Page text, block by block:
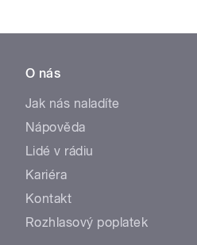
O nás
Jak nás naladíte
Nápověda
Lidé v rádiu
Kariéra
Kontakt
Rozhlasový poplatek